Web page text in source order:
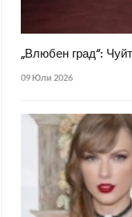
„Влюбен град“:
09 Юли 2026